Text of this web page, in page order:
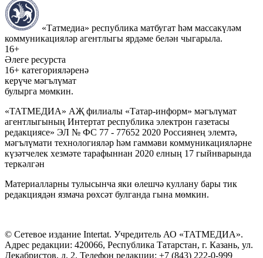
«Татмедиа» республика матбугат һәм массакүләм
коммуникацияләр агентлыгы ярдәме белән чыгарыла.
16+
Әлеге ресурста
16+ категорияләренә
керүче мәгълүмат
булырга мөмкин.
«ТАТМЕДИА» АҖ филиалы «Татар-информ» мәгълүмат
агентлыгының Интертат республика электрон газетасы
редакциясе» ЭЛ № ФС 77 - 77652 2020 Россиянең элемтә,
мәгълүмати технологияләр һәм гаммәви коммуникацияләрне
күзәтчелек хезмәте тарафыннан 2020 елның 17 гыйнварында
теркәлгән
Материалларны тулысынча яки өлешчә куллану бары тик
редакциядән язмача рөхсәт булганда гына мөмкин.
© Сетевое издание Intertat. Учредитель АО «ТАТМЕДИА».
Адрес редакции: 420066, Республика Татарстан, г. Казань, ул.
Декабристов, д. 2. Телефон редакции: +7 (843) 222-0-999